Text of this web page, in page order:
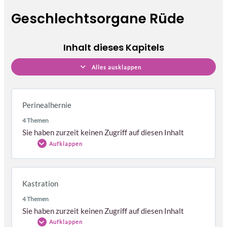
Geschlechtsorgane Rüde
Inhalt dieses Kapitels
Alles ausklappen
Perinealhernie
4 Themen
Sie haben zurzeit keinen Zugriff auf diesen Inhalt
Aufklappen
Abgeschlossen
Video zur OP der Perinealhernie
Instrumente
Kastration
4 Themen
Sie haben zurzeit keinen Zugriff auf diesen Inhalt
Aufklappen